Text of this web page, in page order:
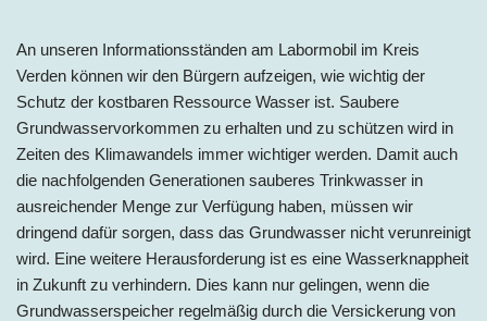
An unseren Informationsständen am Labormobil im Kreis
Verden können wir den Bürgern aufzeigen, wie wichtig der
Schutz der kostbaren Ressource Wasser ist. Saubere
Grundwasservorkommen zu erhalten und zu schützen wird in
Zeiten des Klimawandels immer wichtiger werden. Damit auch
die nachfolgenden Generationen sauberes Trinkwasser in
ausreichender Menge zur Verfügung haben, müssen wir
dringend dafür sorgen, dass das Grundwasser nicht verunreinigt
wird. Eine weitere Herausforderung ist es eine Wasserknappheit
in Zukunft zu verhindern. Dies kann nur gelingen, wenn die
Grundwasserspeicher regelmäßig durch die Versickerung von